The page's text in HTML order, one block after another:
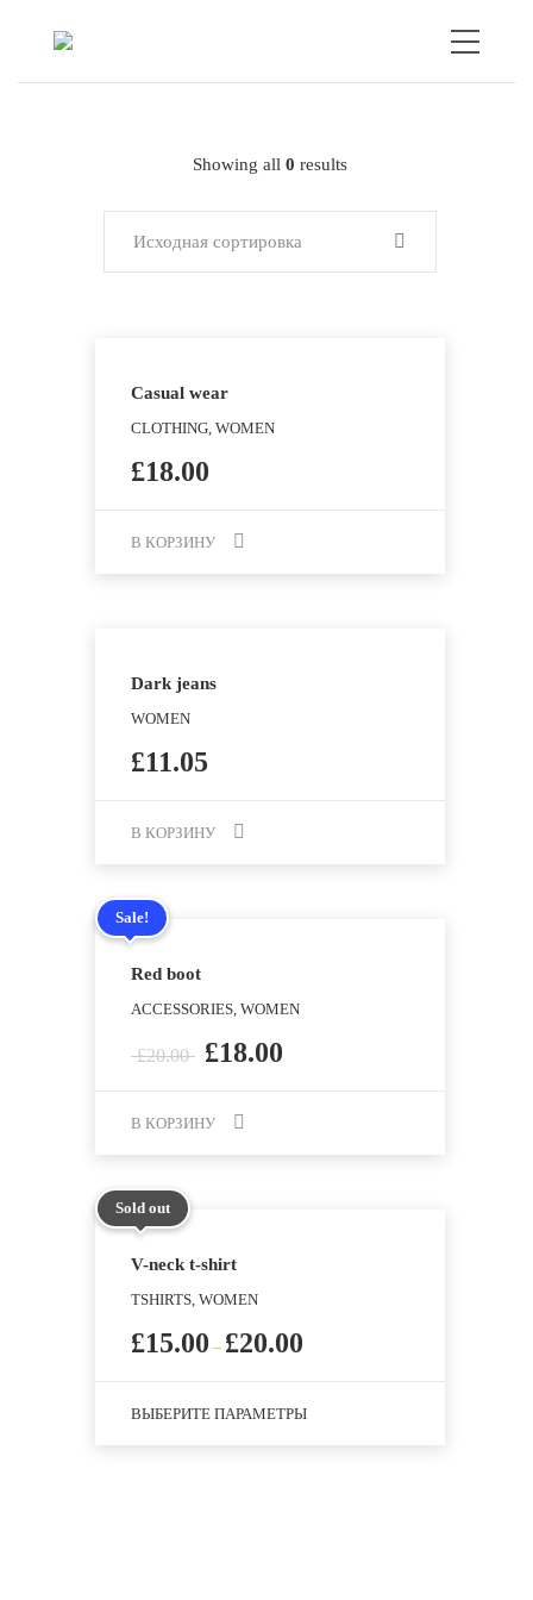
Showing all 0 results
Исходная сортировка
Casual wear
CLOTHING, WOMEN
£18.00
В КОРЗИНУ
Dark jeans
WOMEN
£11.05
В КОРЗИНУ
Sale!
Red boot
ACCESSORIES, WOMEN
£20.00 £18.00
В КОРЗИНУ
Sold out
V-neck t-shirt
TSHIRTS, WOMEN
£15.00 – £20.00
ВЫБЕРИТЕ ПАРАМЕТРЫ